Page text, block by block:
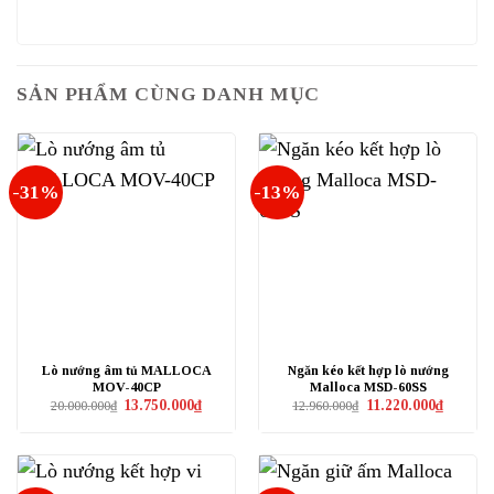
SẢN PHẨM CÙNG DANH MỤC
-31%
Lò nướng âm tủ MALLOCA
MOV-40CP
20.000.000₫ Giá
13.750.000₫Giá
hiện
13.750.000₫.
-13%
Ngăn kéo kết hợp lò nướng
Malloca MSD-60SS
12.960.000₫ Giá
11.220.000₫Giá
hiện